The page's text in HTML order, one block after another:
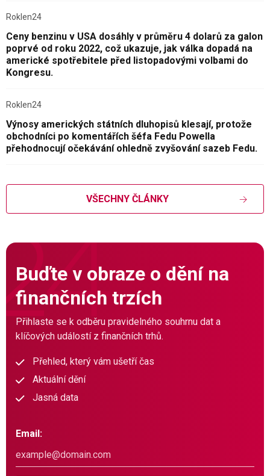
Roklen24
Ceny benzinu v USA dosáhly v průměru 4 dolarů za galon
poprvé od roku 2022, což ukazuje, jak válka dopadá na
americké spotřebitele před listopadovými volbami do
Kongresu.
Roklen24
Výnosy amerických státních dluhopisů klesají, protože
obchodníci po komentářích šéfa Fedu Powella
přehodnocují očekávání ohledně zvyšování sazeb Fedu.
VŠECHNY ČLÁNKY
Buďte v obraze o dění na
finančních trzích
Přihlaste se k odběru pravidelného souhrnu dat a
klíčových událostí z finančních trhů.
Přehled, který vám ušetří čas
Aktuální dění
Jasná data
Email: